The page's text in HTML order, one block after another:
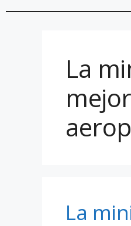
La
La